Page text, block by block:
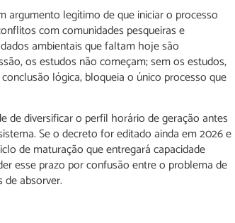
argumento legítimo de que iniciar o processo
com comunidades pesqueiras e
ambientais que faltam hoje são
os estudos não começam; sem os estudos,
lógica, bloqueia o único processo que
de diversificar o perfil horário de geração antes
Se o decreto for editado ainda em 2026 e
de maturação que entregará capacidade
esse prazo por confusão entre o problema de
absorver.